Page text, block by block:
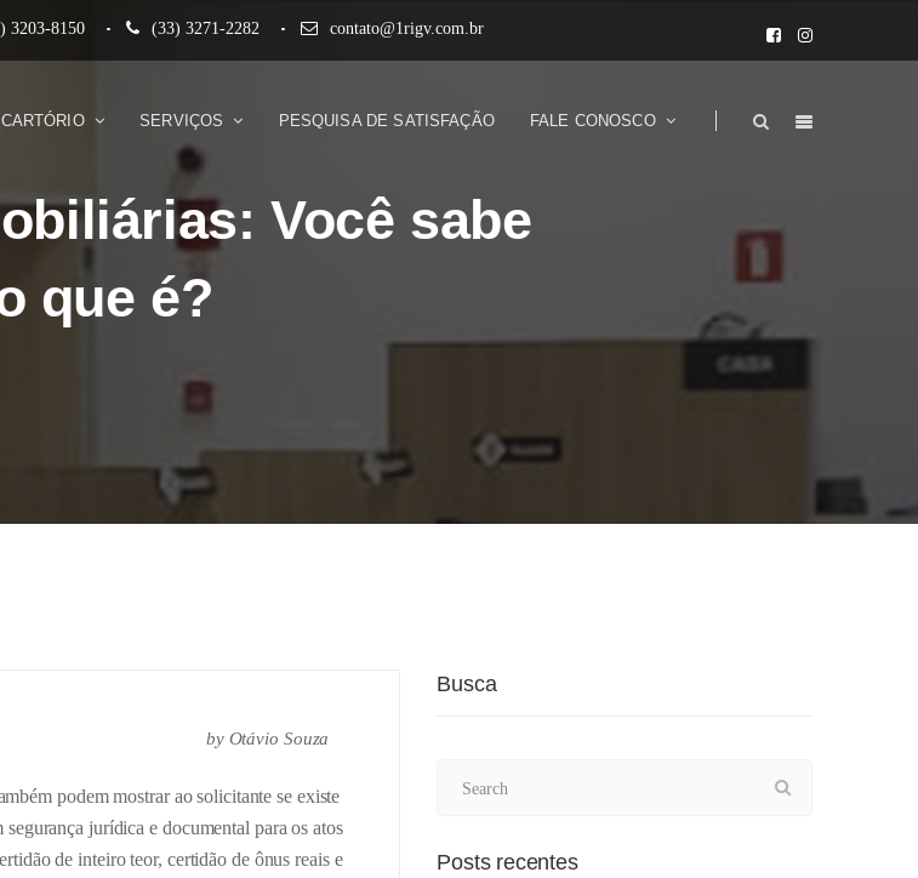
3203-8150 (33) 3271-2282 contato@1rigv.com.br
SERVIÇOS PESQUISA DE SATISFAÇÃO FALE CONOSCO
Você sabe
que é?
by Otávio Souza
podem mostrar ao solicitante se existe
jurídica e documental para os atos
de inteiro teor, certidão de ônus reais e
Busca
Posts recentes